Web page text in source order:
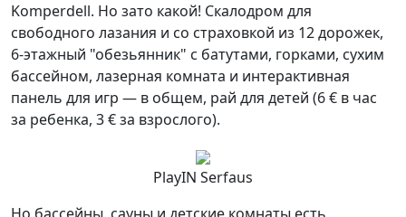
Komperdell. Но зато какой! Скалодром для
свободного лазания и со страховкой из 12 дорожек,
6-этажный "обезьянник" с батутами, горками, сухим
бассейном, лазерная комната и интерактивная
панель для игр — в общем, рай для детей (6 € в час
за ребенка, 3 € за взрослого).
PlayIN Serfaus